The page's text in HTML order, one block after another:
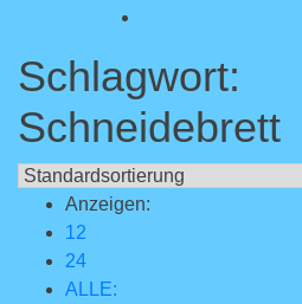
Schlagwort:
Schneidebrett
Anzeigen:
12
24
ALLE: